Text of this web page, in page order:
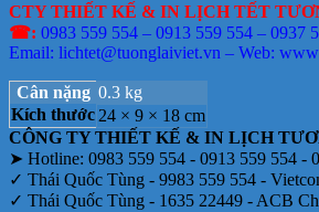
CTY THIẾT KẾ & IN LỊCH TẾT
☎: 0983 559 554 – 0913 559 554 – 0937
Email: lichtet@tuonglaiviet.vn – Web:
Cân nặng 0.3 kg
Kích thước 24 × 9 × 18 cm
CÔNG TY THIẾT KẾ & IN LỊCH
➤ Hotline: 0983 559 554 - 0913 559 554 -
✓ Thái Quốc Tùng - 9983 559 554 -
✓ Thái Quốc Tùng - 1635 22449 - ACB